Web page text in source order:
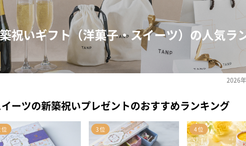
祝いギフト（洋菓子・スイーツ）の人気ラ
2026
ーツの新築祝いプレゼントのおすすめランキング